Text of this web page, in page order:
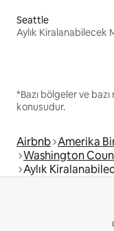
Seattle
Aylık Kiralanabilecek
*Bazı bölgeler ve
konusudur.
Airbnb Amerika
Washington
Aylık